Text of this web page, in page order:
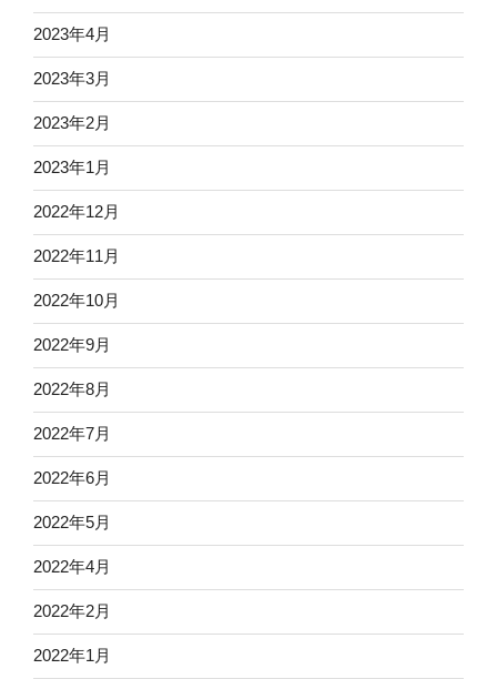
2023年4月
2023年3月
2023年2月
2023年1月
2022年12月
2022年11月
2022年10月
2022年9月
2022年8月
2022年7月
2022年6月
2022年5月
2022年4月
2022年2月
2022年1月